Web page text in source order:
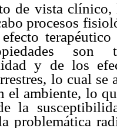
de vista clínico,
procesos
son
y de los
lo cual
el ambiente, lo
la
problemática